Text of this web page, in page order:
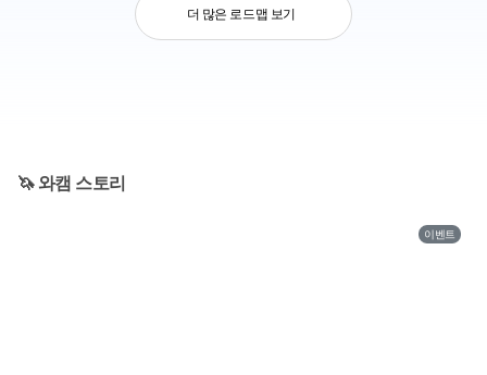
더 많은 로드맵 보기
🦄️️ 와캠 스토리
이벤트